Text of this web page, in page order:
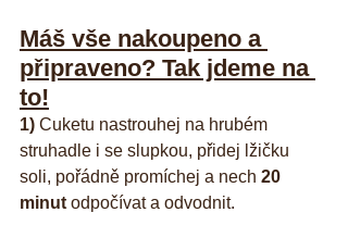
Máš vše nakoupeno a
připraveno? Tak jdeme na
to!
1) Cuketu nastrouhej na hrubém
struhadle i se slupkou, přidej lžičku
soli, pořádně promíchej a nech 20
minut odpočívat a odvodnit.